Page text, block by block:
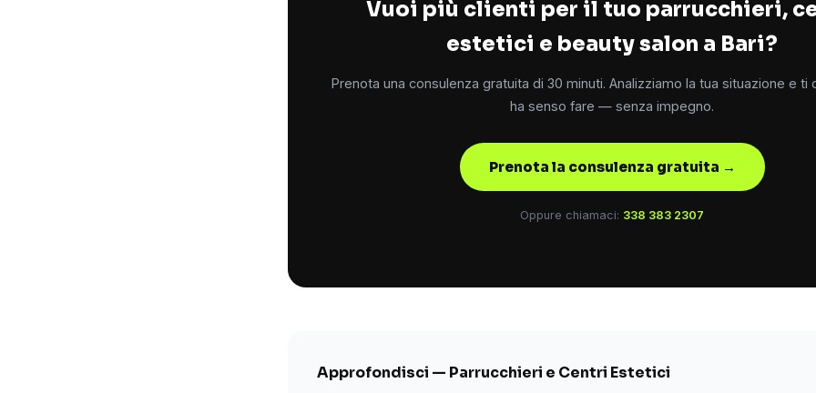
Vuoi più clienti per il tuo parrucchieri,
estetici e beauty salon a Bari?
Prenota una consulenza gratuita di 30 minuti. Analizziamo la tua situazione e ti
ha senso fare — senza impegno.
Prenota la consulenza gratuita →
Oppure chiamaci: 338 383 2307
Approfondisci — Parrucchieri e Centri Estetici